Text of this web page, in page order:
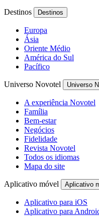
Destinos Destinos
Europa
Ásia
Oriente Médio
América do Sul
Pacífico
Universo Novotel Universo
A experiência Novotel
Família
Bem-estar
Negócios
Fidelidade
Revista Novotel
Todos os idiomas
Mapa do site
Aplicativo móvel Aplicativo
Aplicativo para iOS
Aplicativo para